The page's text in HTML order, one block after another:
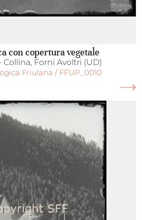
con copertura vegetale
Collina, Forni Avoltri (UD)
Friulana / FFUP_0010